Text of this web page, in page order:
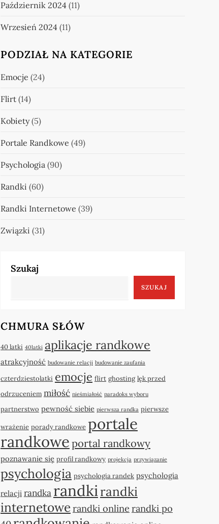
Październik 2024(11)
Wrzesień 2024(11)
PODZIAŁ NA KATEGORIE
Emocje (24)
Flirt(14)
Kobiety(5)
Portale Randkowe (49)
Psychologia(90)
Randki (60)
Randki Internetowe (39)
Związki (31)
Szukaj
SZUKAJ
CHMURA SŁÓW
40 latki 40latki aplikacje randkowe
atrakcyjność budowanie relacji budowanie zaufania
czterdziestolatki emocje flirt ghosting lęk przed
odrzuceniem miłość nieśmiałość paradoks wyboru
partnerstwo pewność siebie pierwsza randka pierwsze
wrażenie porady randkowe portale
randkoweportal randkowy
poznawanie się profil randkowy projekcja przywiązanie
psychologia psychologia randek psychologia
relacji randka randkirandki
internetowe randki online randki po